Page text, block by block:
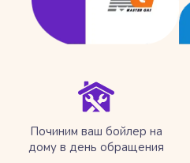
Починим ваш бойлер на
дому в день обращения